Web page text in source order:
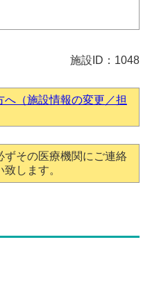
施設ID：1048
へ（施設情報の変更／担
ずその医療機関にご連絡
します。